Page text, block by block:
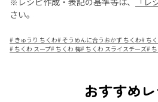
さい。
# きゅうり ちくわ#そうめんに合うおかず ちくわ# ち
# ちくわ スープ# ちくわ 梅# ちくわ スライスチーズ#
おすすめ